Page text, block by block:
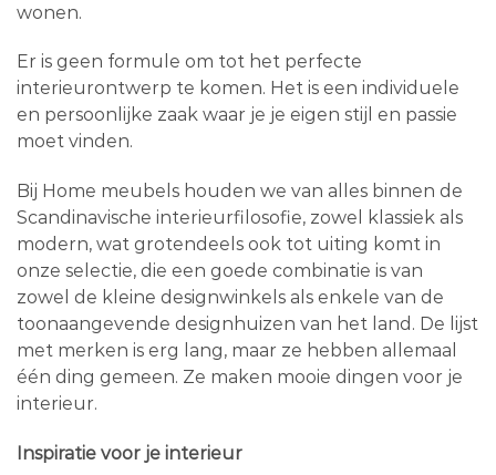
wonen.
Er is geen formule om tot het perfecte
interieurontwerp te komen. Het is een individuele
en persoonlijke zaak waar je je eigen stijl en passie
moet vinden.
Bij Home meubels houden we van alles binnen de
Scandinavische interieurfilosofie, zowel klassiek als
modern, wat grotendeels ook tot uiting komt in
onze selectie, die een goede combinatie is van
zowel de kleine designwinkels als enkele van de
toonaangevende designhuizen van het land. De lijst
met merken is erg lang, maar ze hebben allemaal
één ding gemeen. Ze maken mooie dingen voor je
interieur.
Inspiratie voor je interieur